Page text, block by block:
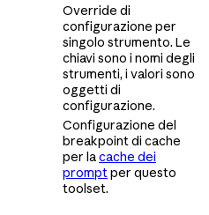
Override di
configurazione per
singolo strumento. Le
chiavi sono i nomi degli
strumenti, i valori sono
oggetti di
configurazione.
Configurazione del
breakpoint di cache
per lacache dei
promptper questo
toolset.